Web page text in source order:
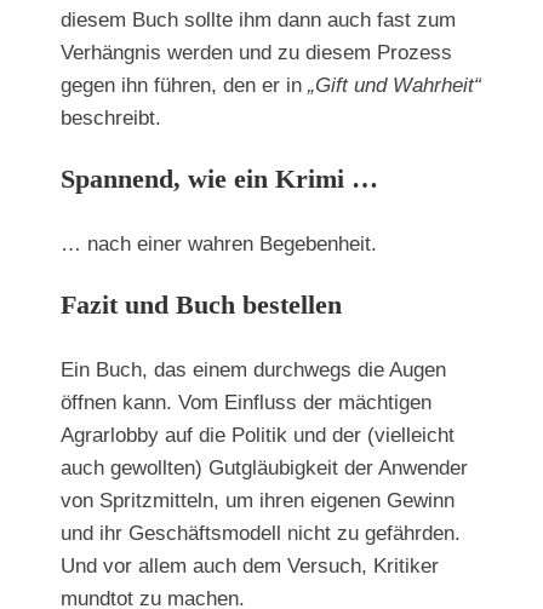
diesem Buch sollte ihm dann auch fast zum
Verhängnis werden und zu diesem Prozess
gegen ihn führen, den er in „Gift und Wahrheit“
beschreibt.
Spannend, wie ein Krimi …
… nach einer wahren Begebenheit.
Fazit und Buch bestellen
Ein Buch, das einem durchwegs die Augen
öffnen kann. Vom Einfluss der mächtigen
Agrarlobby auf die Politik und der (vielleicht
auch gewollten) Gutgläubigkeit der Anwender
von Spritzmitteln, um ihren eigenen Gewinn
und ihr Geschäftsmodell nicht zu gefährden.
Und vor allem auch dem Versuch, Kritiker
mundtot zu machen.